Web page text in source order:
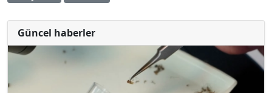
Güncel haberler